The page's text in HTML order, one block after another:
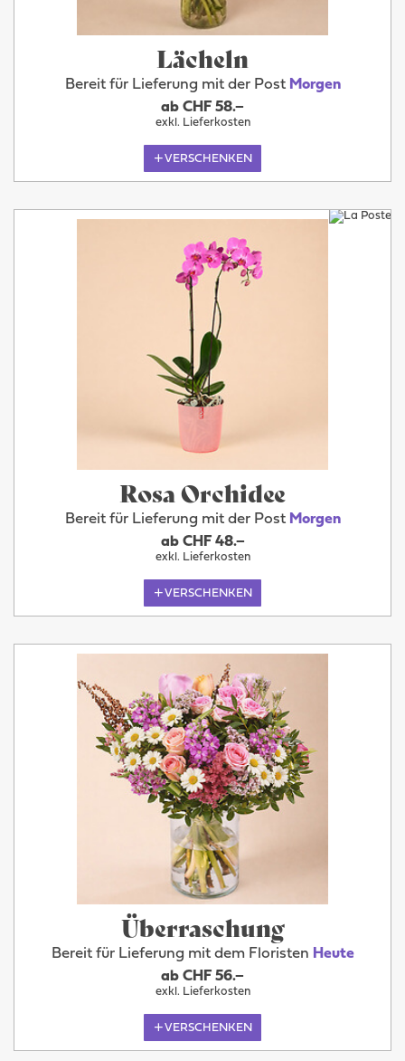
Lächeln
Bereit für Lieferung mit der Post Morgen
ab CHF 58.–
exkl. Lieferkosten
VERSCHENKEN
Rosa Orchidee
Bereit für Lieferung mit der Post Morgen
ab CHF 48.–
exkl. Lieferkosten
VERSCHENKEN
Überraschung
Bereit für Lieferung mit dem Floristen Heute
ab CHF 56.–
exkl. Lieferkosten
VERSCHENKEN